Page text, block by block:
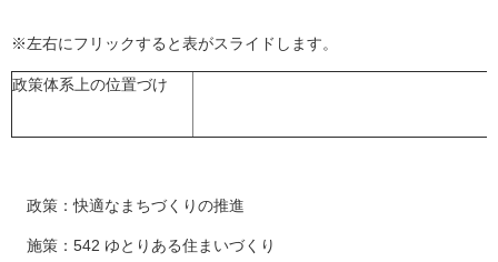
※左右にフリックすると表がスライドします。
政策体系上の位置づけ
政策：快適なまちづくりの推進
施策：542 ゆとりある住まいづくり